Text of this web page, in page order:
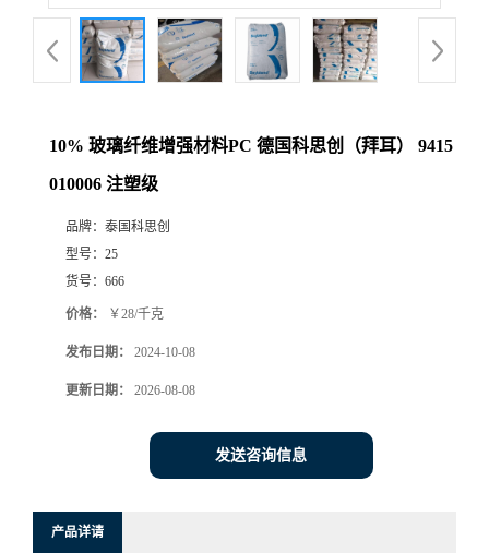
10% 玻璃纤维增强材料PC 德国科思创（拜耳） 9415
010006 注塑级
品牌： 泰国科思创
型号： 25
货号： 666
价格： ￥28/千克
发布日期： 2024-10-08
更新日期： 2026-08-08
发送咨询信息
产品详请